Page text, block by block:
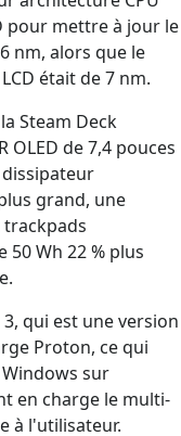
pour mettre à jour le
nm, alors que le
était de 7 nm.
Steam Deck
de 7,4 pouces
dissipateur
grand, une
Wh 22 % plus
qui est une version
Proton, ce qui
sur
en charge le multi-
à l'utilisateur.